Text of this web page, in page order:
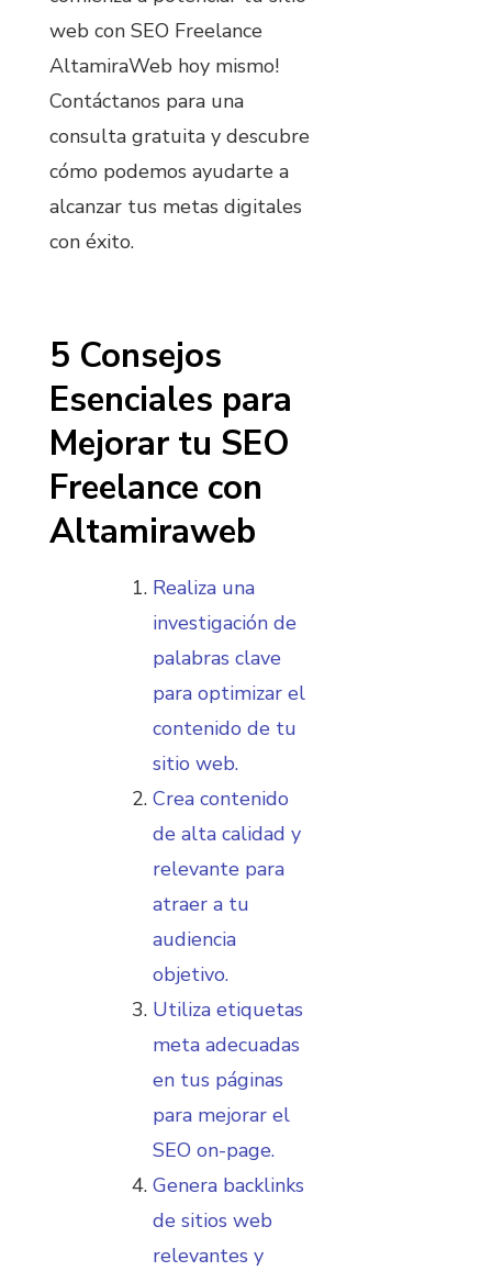
web con SEO Freelance
AltamiraWeb hoy mismo!
Contáctanos para una
consulta gratuita y descubre
cómo podemos ayudarte a
alcanzar tus metas digitales
con éxito.
5 Consejos
Esenciales para
Mejorar tu SEO
Freelance con
Altamiraweb
Realiza una
investigación de
palabras clave
para optimizar el
contenido de tu
sitio web.
Crea contenido
de alta calidad y
relevante para
atraer a tu
audiencia
objetivo.
Utiliza etiquetas
meta adecuadas
en tus páginas
para mejorar el
SEO on-page.
Genera backlinks
de sitios web
relevantes y